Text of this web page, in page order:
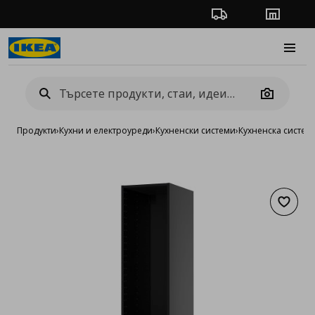
Проследяване на
Camera
Продукти›Кухни и електроуреди›Кухненски системи›Кухненска